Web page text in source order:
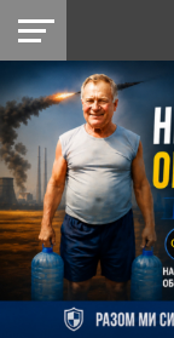
НІКОПОЛЬ
РАЙОН
СІЧЕСЛАВСЬКА
УКРАЇНА
РЕТРО
НІКОПОЛЬ
ЛАЙТ
УКРАЇНА
ДОПОМОГА
РАДІО